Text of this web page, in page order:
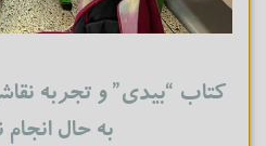
کتاب “بیدی” و تجربه
به حال انجام